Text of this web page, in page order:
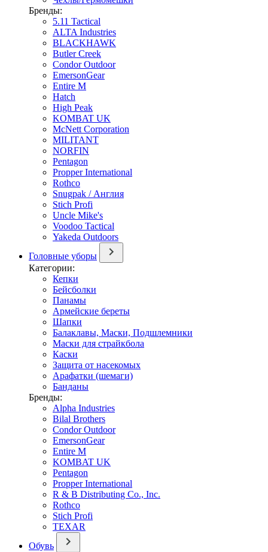
Бренды:
5.11 Tactical
ALTA Industries
BLACKHAWK
Butler Creek
Condor Outdoor
EmersonGear
Entire M
Hatch
High Peak
KOMBAT UK
McNett Corporation
MILITANT
NORFIN
Pentagon
Propper International
Rothco
Snugpak / Англия
Stich Profi
Uncle Mike's
Voodoo Tactical
Yakeda Outdoors
Головные уборы
Категории:
Кепки
Бейсболки
Панамы
Армейские береты
Шапки
Балаклавы, Маски, Подшлемники
Маски для страйкбола
Каски
Защита от насекомых
Арафатки (шемаги)
Банданы
Бренды:
Alpha Industries
Bilal Brothers
Condor Outdoor
EmersonGear
Entire M
KOMBAT UK
Pentagon
Propper International
R & B Distributing Co., Inc.
Rothco
Stich Profi
TEXAR
Обувь